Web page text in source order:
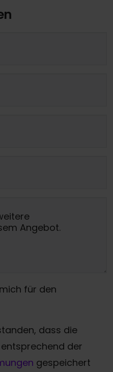
für den
dass die
der
gespeichert